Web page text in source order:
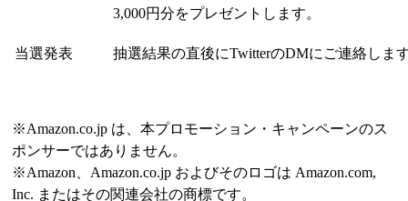
3,000円分をプレゼントします。
当選発表 抽選結果の直後にTwitterのDMにご連絡しま
※Amazon.co.jp は、本プロモーション・キャンペーンのス
ポンサーではありません。
※Amazon、Amazon.co.jp およびそのロゴは Amazon.com,
Inc. またはその関連会社の商標です。